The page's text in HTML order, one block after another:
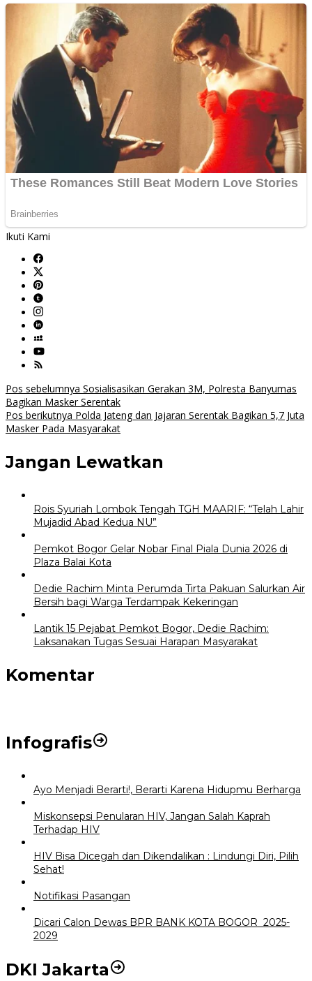
Ikuti Kami
Navigasi
pos
Pos sebelumnya Sosialisasikan Gerakan 3M, Polresta Banyumas
Bagikan Masker Serentak
Pos berikutnya Polda Jateng dan Jajaran Serentak Bagikan 5,7 Juta
Masker Pada Masyarakat
Jangan Lewatkan
Rois Syuriah Lombok Tengah TGH MAARIF: “Telah Lahir
Mujadid Abad Kedua NU”
Pemkot Bogor Gelar Nobar Final Piala Dunia 2026 di
Plaza Balai Kota
Dedie Rachim Minta Perumda Tirta Pakuan Salurkan Air
Bersih bagi Warga Terdampak Kekeringan
Lantik 15 Pejabat Pemkot Bogor, Dedie Rachim:
Laksanakan Tugas Sesuai Harapan Masyarakat
Komentar
Infografis
Ayo Menjadi Berarti!, Berarti Karena Hidupmu Berharga
Miskonsepsi Penularan HIV, Jangan Salah Kaprah
Terhadap HIV
HIV Bisa Dicegah dan Dikendalikan : Lindungi Diri, Pilih
Sehat!
Notifikasi Pasangan
Dicari Calon Dewas BPR BANK KOTA BOGOR 2025-
2029
DKI Jakarta